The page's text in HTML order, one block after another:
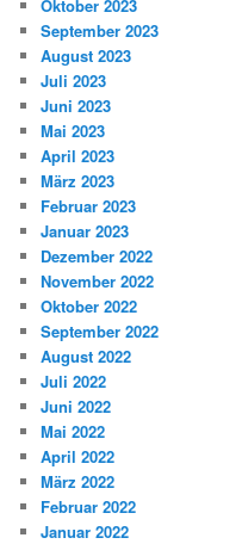
Oktober 2023
September 2023
August 2023
Juli 2023
Juni 2023
Mai 2023
April 2023
März 2023
Februar 2023
Januar 2023
Dezember 2022
November 2022
Oktober 2022
September 2022
August 2022
Juli 2022
Juni 2022
Mai 2022
April 2022
März 2022
Februar 2022
Januar 2022